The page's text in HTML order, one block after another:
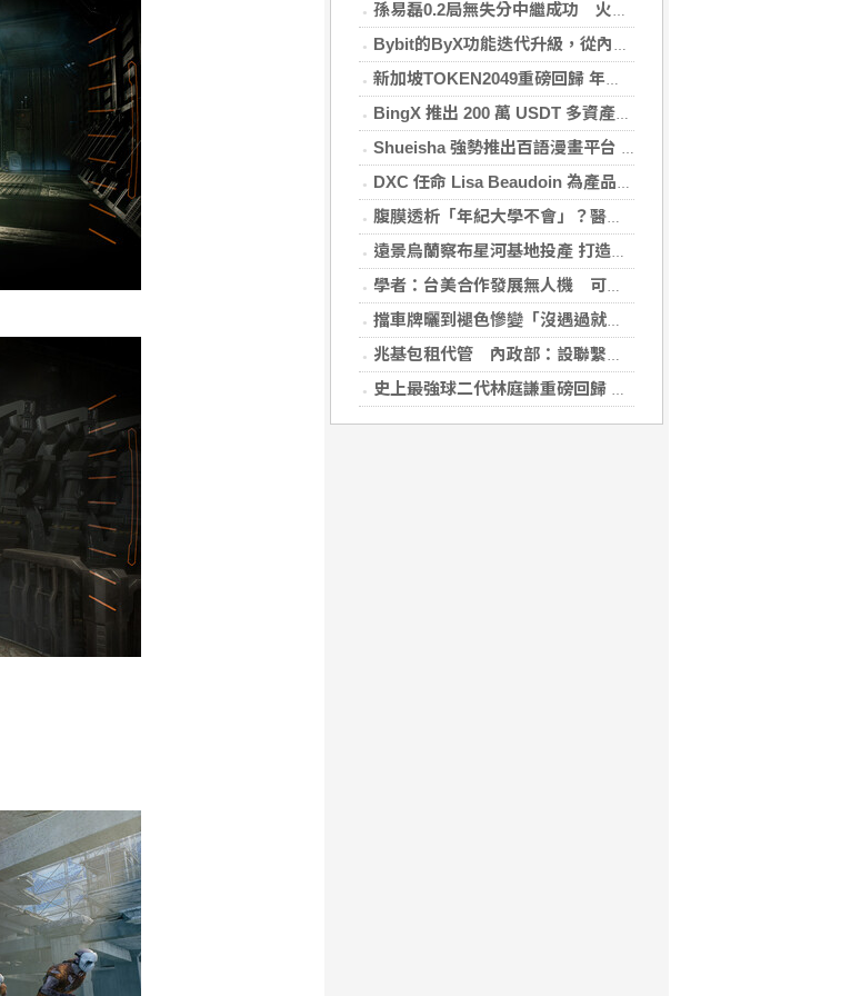
孫易磊0.2局無失分中繼成功 火腿擊敗軟銀
Bybit的ByX功能迭代升級，從內容平台全面進化為社交交易樞紐，新增多項特色功能
新加坡TOKEN2049重磅回歸 年度行業頂級盛會再度啟幕
BingX 推出 200 萬 USDT 多資產交易活動，聚焦當前最受關注的市場趨勢
Shueisha 強勢推出百語漫畫平台 MANGA MILLION 大舉進軍全球市場
DXC 任命 Lisa Beaudoin 為產品總監，以加速產品導向型增長
腹膜透析「年紀大學不會」？醫：年齡並非限制 評估還要看3面向
遠景烏蘭察布星河基地投產 打造吉瓦級AI基礎設施新模式
學者：台美合作發展無人機 可降對中依賴強化嚇阻
擋車牌曬到褪色慘變「沒遇過就好了」！崔始源親朝聖崩潰喊：記得常換照片
兆基包租代管 內政部：設聯繫諮詢窗口統一受理
史上最強球二代林庭謙重磅回歸 林庭謙可否取代雙林成為戰神吸鈔機?